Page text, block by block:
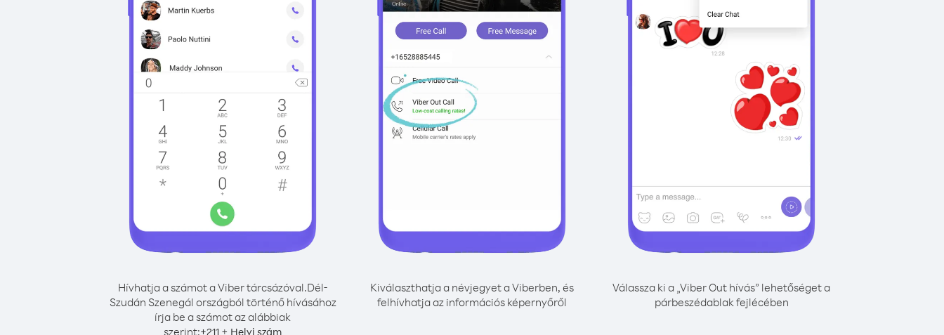
Hívhatja a számot a Viber tárcsázóval.Dél-
Szudán Szenegál országból történő hívásához
írja be a számot az alábbiak
szerint:+211 + Helyi szám
Kiválaszthatja a névjegyet a Viberben, és
felhívhatja az információs képernyőről
Válassza ki a „Viber Out hívás” lehetőséget a
párbeszédablak fejlécében